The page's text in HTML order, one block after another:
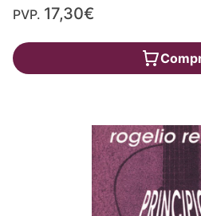
PVP. 17,30€